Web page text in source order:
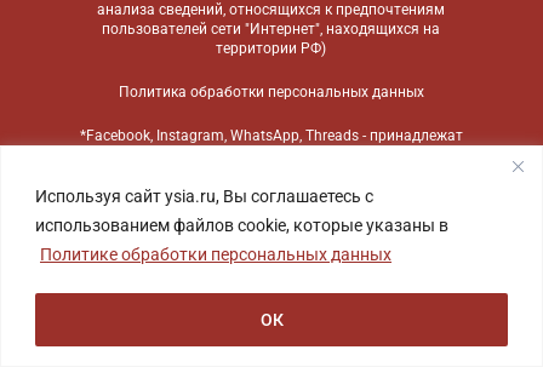
Используя сайт ysia.ru, Вы соглашаетесь с
использованием файлов cookie, которые указаны в
Политике обработки персональных данных
ОК
анализа сведений, относящихся к предпочтениям
пользователей сети "Интернет", находящихся на
территории РФ)
Политика обработки персональных данных
*Facebook, Instagram, WhatsApp, Threads - принадлежат